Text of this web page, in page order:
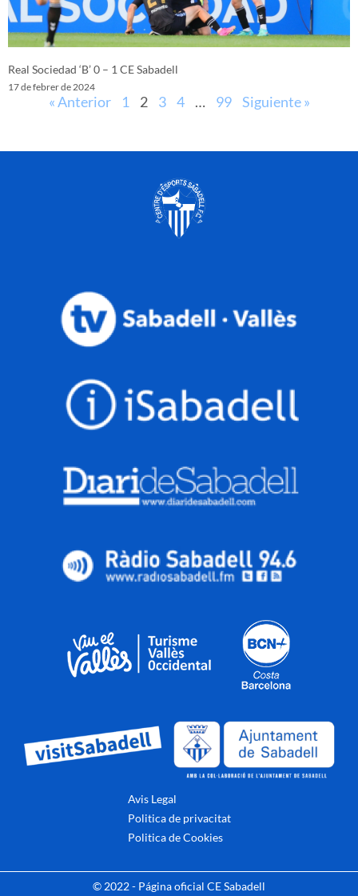
Real Sociedad ‘B’ 0 – 1 CE Sabadell
17 de febrer de 2024
« Anterior 1 2 3 4 … 99 Siguiente »
Avis Legal
Politica de privacitat
Politica de Cookies
© 2022 - Página oficial CE Sabadell